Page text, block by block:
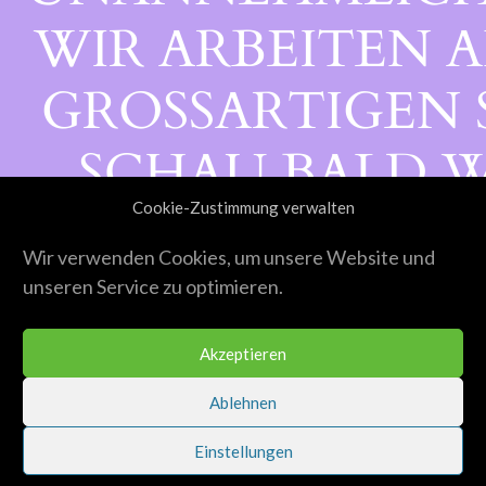
Cookie-Zustimmung verwalten
Wir verwenden Cookies, um unsere Website und
unseren Service zu optimieren.
Akzeptieren
Ablehnen
Einstellungen
WIR ARBEITEN
GROSSARTIGEN
CHAU BALD
ORBEI!